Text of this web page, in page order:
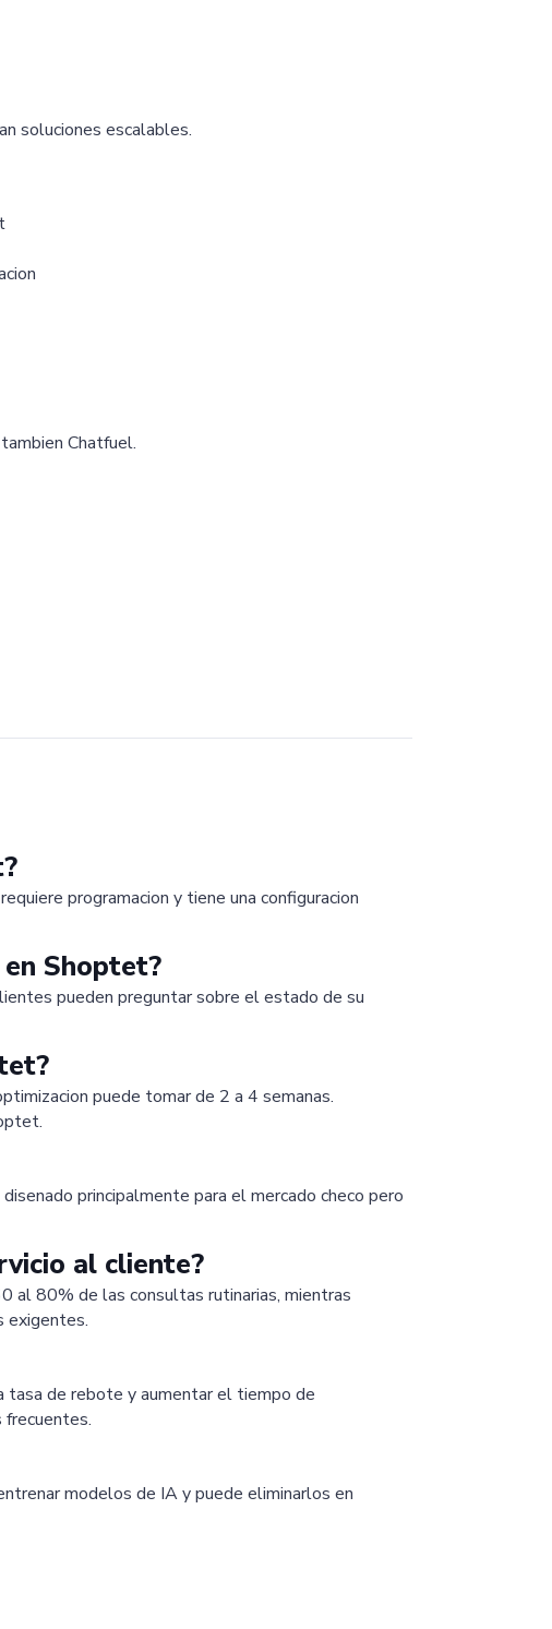
soluciones escalables.
Chatfuel.
programacion y tiene una configuracion
Shoptet?
pueden preguntar sobre el estado de su
puede tomar de 2 a 4 semanas.
principalmente para el mercado checo pero
al cliente?
al 80% de las consultas rutinarias, mientras
exigentes.
tasa de rebote y aumentar el tiempo de
frecuentes.
modelos de IA y puede eliminarlos en